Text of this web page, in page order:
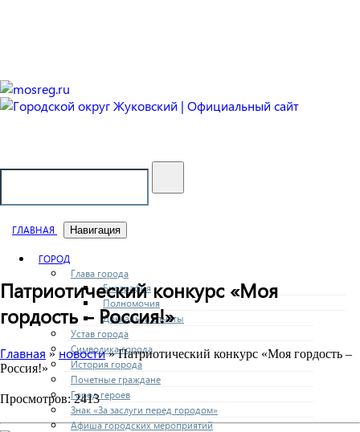
ГЛАВНАЯ Навигация
ГОРОД
Глава города
Биография
Полномочия
Доклады и отчеты
Устав города
Символика города
История города
Почетные граждане
Город героев
Знак «За заслуги перед городом»
Афиша городских мероприятий
Патриотический конкурс «Моя
гордость – Россия!»
Главная » новости» Патриотический конкурс «Моя гордость –
Россия!»
Просмотров: 2413